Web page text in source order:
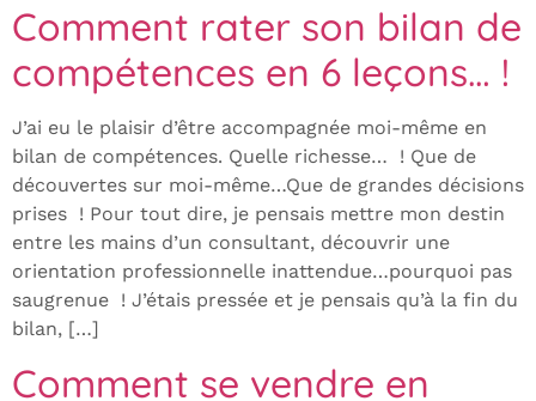
Comment rater son bilan de
compétences en 6 leçons… !
J’ai eu le plaisir d’être accompagnée moi-même en
bilan de compétences. Quelle richesse… ! Que de
découvertes sur moi-même…Que de grandes décisions
prises ! Pour tout dire, je pensais mettre mon destin
entre les mains d’un consultant, découvrir une
orientation professionnelle inattendue…pourquoi pas
saugrenue ! J’étais pressée et je pensais qu’à la fin du
bilan, […]
Comment se vendre en